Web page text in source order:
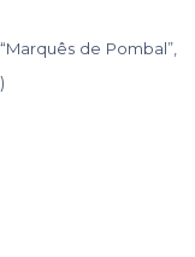
de Pombal”,